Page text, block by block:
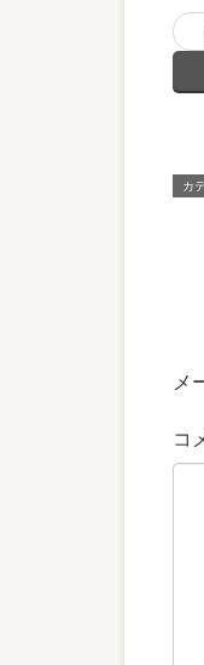
カ
メ
コ